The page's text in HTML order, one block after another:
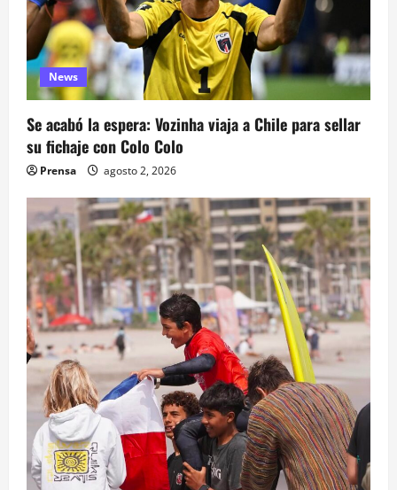
s
News
Se acabó la espera: Vozinha viaja a Chile para sellar
su fichaje con Colo Colo
Prensa agosto 2, 2026